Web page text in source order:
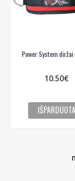
Power System
10.50€
IŠPARDUOTA